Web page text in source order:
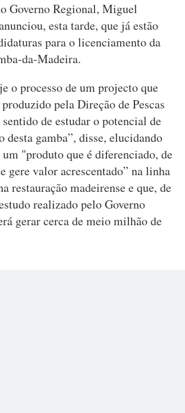
Governo Regional, Miguel
esta tarde, que já estão
para o licenciamento da
da-Madeira.
o processo de um projecto que
pela Direção de Pescas
de estudar o potencial de
desta gamba”, disse, elucidando
um "produto que é diferenciado, de
gere valor acrescentado” na linha
restauração madeirense e que, de
realizado pelo Governo
gerar cerca de meio milhão de